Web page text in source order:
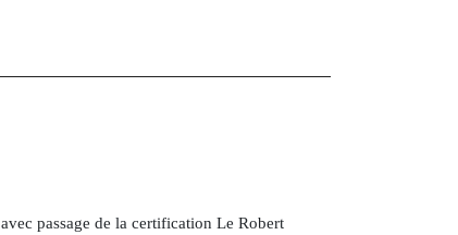
avec passage de la certification Le Robert